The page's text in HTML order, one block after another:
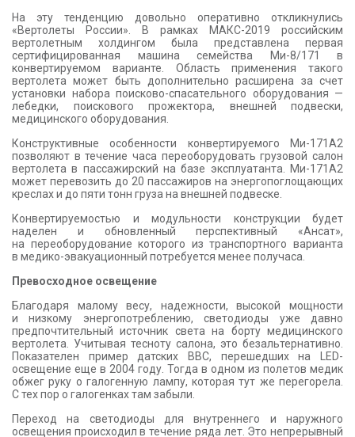
На эту тенденцию довольно оперативно откликнулись
«Вертолеты России». В рамках МАКС-2019 российским
вертолетным холдингом была представлена первая
сертифицированная машина семейства Ми-8/171 в
конвертируемом варианте. Область применения такого
вертолета может быть дополнительно расширена за счет
установки набора поисково-спасательного оборудования —
лебедки, поискового прожектора, внешней подвески,
медицинского оборудования.
Конструктивные особенности конвертируемого Ми-171А2
позволяют в течение часа переоборудовать грузовой салон
вертолета в пассажирский на базе эксплуатанта. Ми-171А2
может перевозить до 20 пассажиров на энергопоглощающих
креслах и до пяти тонн груза на внешней подвеске.
Конвертируемостью и модульности конструкции будет
наделен и обновленный перспективный «Ансат»,
на переоборудование которого из транспортного варианта
в медико-эвакуационный потребуется менее получаса.
Превосходное освещение
Благодаря малому весу, надежности, высокой мощности
и низкому энергопотреблению, светодиоды уже давно
предпочтительный источник света на борту медицинского
вертолета. Учитывая тесноту салона, это безальтернативно.
Показателен пример датских ВВС, перешедших на LED-
освещение еще в 2004 году. Тогда в одном из полетов медик
обжег руку о галогенную лампу, которая тут же перегорела.
С тех пор о галогенках там забыли.
Переход на светодиоды для внутреннего и наружного
освещения происходил в течение ряда лет. Это непрерывный